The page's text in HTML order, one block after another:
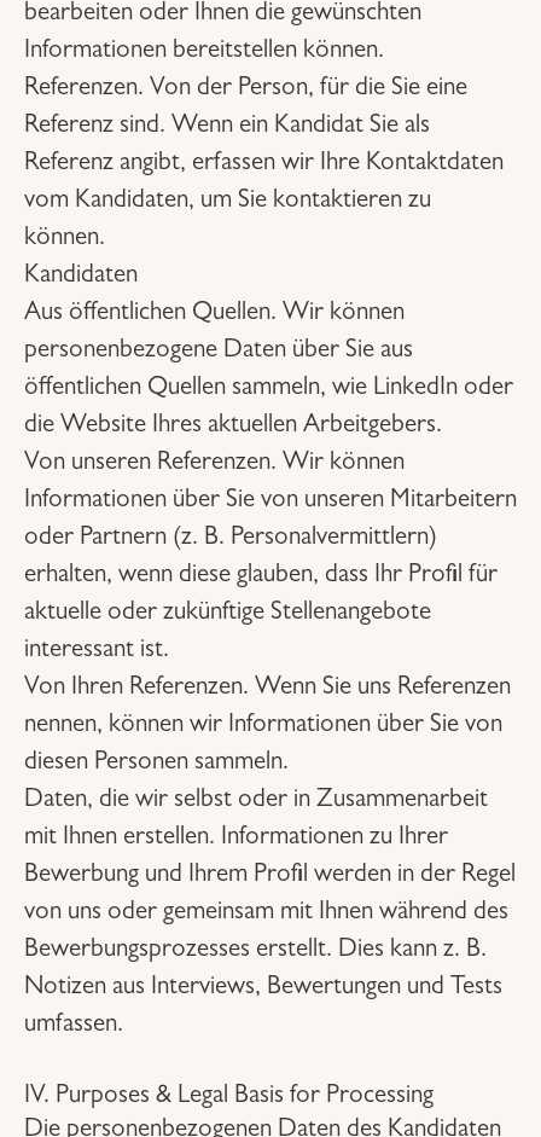
bearbeiten oder Ihnen die gewünschten
Informationen bereitstellen können.
Referenzen. Von der Person, für die Sie eine
Referenz sind. Wenn ein Kandidat Sie als
Referenz angibt, erfassen wir Ihre Kontaktdaten
vom Kandidaten, um Sie kontaktieren zu
können.
Kandidaten
Aus öffentlichen Quellen. Wir können
personenbezogene Daten über Sie aus
öffentlichen Quellen sammeln, wie LinkedIn oder
die Website Ihres aktuellen Arbeitgebers.
Von unseren Referenzen. Wir können
Informationen über Sie von unseren Mitarbeitern
oder Partnern (z. B. Personalvermittlern)
erhalten, wenn diese glauben, dass Ihr Profil für
aktuelle oder zukünftige Stellenangebote
interessant ist.
Von Ihren Referenzen. Wenn Sie uns Referenzen
nennen, können wir Informationen über Sie von
diesen Personen sammeln.
Daten, die wir selbst oder in Zusammenarbeit
mit Ihnen erstellen. Informationen zu Ihrer
Bewerbung und Ihrem Profil werden in der Regel
von uns oder gemeinsam mit Ihnen während des
Bewerbungsprozesses erstellt. Dies kann z. B.
Notizen aus Interviews, Bewertungen und Tests
umfassen.
IV. Purposes & Legal Basis for Processing
Die personenbezogenen Daten des Kandidaten